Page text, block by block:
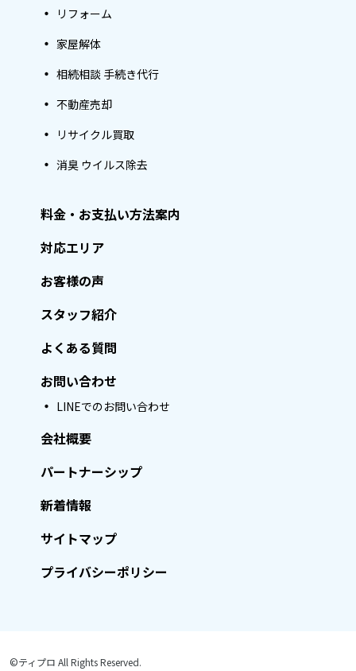
リフォーム
家屋解体
相続相談 手続き代行
不動産売却
リサイクル買取
消臭 ウイルス除去
料金・お支払い方法案内
対応エリア
お客様の声
スタッフ紹介
よくある質問
お問い合わせ
LINEでのお問い合わせ
会社概要
パートナーシップ
新着情報
サイトマップ
プライバシーポリシー
©ティプロ All Rights Reserved.